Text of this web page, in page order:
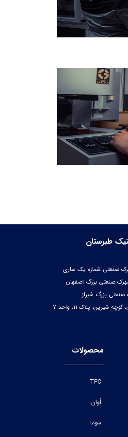
طبرستان
صنعتی شماره یک ساری
صنعتی بزرگ اصفهان
صنعتی بزرگ شیراز
شیرین، پلاک 11، واحد 7
محصولات
TPC
اُوان
سوما